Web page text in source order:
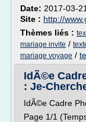
Date: 2017-03-
Site : http://
Thèmes liés :
mariage invite /
mariage voyage /
IdÃ©e
: Je-
IdÃ©e Cadre
Page 1/1